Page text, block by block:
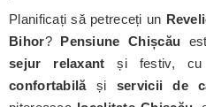
Planificați să petreceți un
Bihor? Pensiune Chișcău
sejur relaxant și festiv,
confortabilăși servicii de